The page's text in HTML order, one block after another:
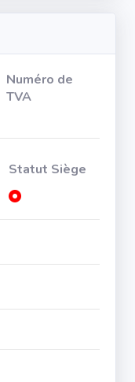
Numéro de
TVA
Statut Siège